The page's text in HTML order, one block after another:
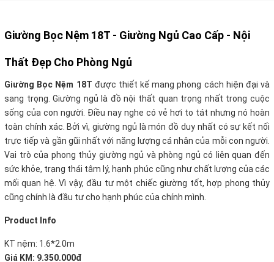
Giường Bọc Nệm 18T - Giường Ngủ Cao Cấp - Nội
Thất Đẹp Cho Phòng Ngủ
Giường Bọc Nệm 18T được thiết kế mang phong cách hiện đại và
sang trọng. Giường ngủ là đồ nội thất quan trọng nhất trong cuộc
sống của con người. Điều nay nghe có vẻ hơi to tát nhưng nó hoàn
toàn chính xác. Bởi vì, giường ngủ là món đồ duy nhất có sự kết nối
trực tiếp và gần gũi nhất với năng lượng cá nhân của mỗi con người.
Vai trò của phong thủy giường ngủ và phòng ngủ có liên quan đến
sức khỏe, trạng thái tâm lý, hạnh phúc cũng như chất lượng của các
mối quan hệ. Vì vậy, đầu tư một chiếc giường tốt, hợp phong thủy
cũng chính là đầu tư cho hạnh phúc của chính mình.
Product Info
KT nệm: 1.6*2.0m
Giá KM: 9.350.000đ